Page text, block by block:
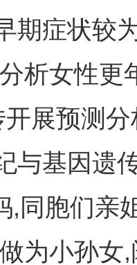
期症状较
析女性更
展预测分
与基因遗
,同胞们亲
为小孙女,